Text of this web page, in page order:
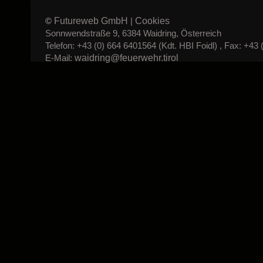
© Futureweb GmbH | Cookies
Sonnwendstraße 9, 6384 Waidring, Österreich
Telefon: +43 (0) 664 6401564 (Kdt. HBI Foidl) , Fax: +43
E-Mail: waidring@feuerwehr.tirol